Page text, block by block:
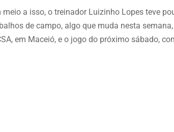
meio a isso, o treinador Luizinho Lopes teve
de campo, algo que muda nesta
em Maceió, e o jogo do próximo sábado,